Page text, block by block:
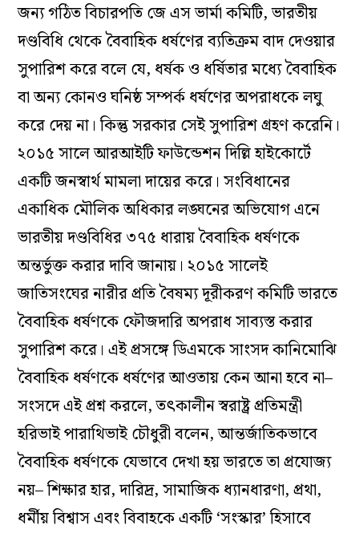
জন্য গঠিত বিচারপতি জে এস ভার্মা কমিটি, ভারতীয়
দণ্ডবিধি থেকে বৈবাহিক ধর্ষণের ব্যতিক্রম বাদ দেওয়ার
সুপারিশ করে বলে যে, ধর্ষক ও ধর্ষিতার মধ্যে বৈবাহিক
বা অন্য কোনও ঘনিষ্ঠ সম্পর্ক ধর্ষণের অপরাধকে লঘু
করে দেয় না। কিন্তু সরকার সেই সুপারিশ গ্রহণ করেনি।
২০১৫ সালে আরআইটি ফাউন্ডেশন দিল্লি হাইকোর্টে
একটি জনস্বার্থ মামলা দায়ের করে। সংবিধানের
একাধিক মৌলিক অধিকার লঙ্ঘনের অভিযোগ এনে
ভারতীয় দণ্ডবিধির ৩৭৫ ধারায় বৈবাহিক ধর্ষণকে
অন্তর্ভুক্ত করার দাবি জানায়। ২০১৫ সালেই
জাতিসংঘের নারীর প্রতি বৈষম্য দূরীকরণ কমিটি ভারতে
বৈবাহিক ধর্ষণকে ফৌজদারি অপরাধ সাব্যস্ত করার
সুপারিশ করে। এই প্রসঙ্গে ডিএমকে সাংসদ কানিমোঝি
বৈবাহিক ধর্ষণকে ধর্ষণের আওতায় কেন আনা হবে না–
সংসদে এই প্রশ্ন করলে, তৎকালীন স্বরাষ্ট্র প্রতিমন্ত্রী
হরিভাই পারাথিভাই চৌধুরী বলেন, আন্তর্জাতিকভাবে
বৈবাহিক ধর্ষণকে যেভাবে দেখা হয় ভারতে তা প্রযোজ্য
নয়– শিক্ষার হার, দারিদ্র, সামাজিক ধ্যানধারণা, প্রথা,
ধর্মীয় বিশ্বাস এবং বিবাহকে একটি ‘সংস্কার’ হিসাবে